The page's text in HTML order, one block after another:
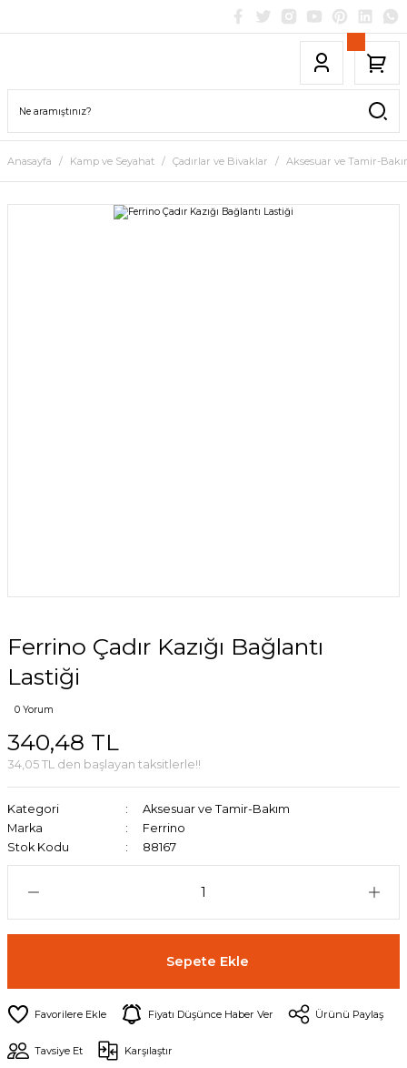
Anasayfa Kamp ve Seyahat Çadırlar ve Bivaklar Aksesuar ve Tamir-
Ferrino Çadır Kazığı Bağlantı
Lastiği
0 Yorum
340,48 TL
34,05 TL den başlayan taksitlerle!!
Kategori
Aksesuar ve Tamir-Bakım
Marka
Ferrino
Stok Kodu
88167
Sepete Ekle
Fiyatı Düşünce Haber Ver Ürünü Paylaş
Tavsiye Et Karşılaştır